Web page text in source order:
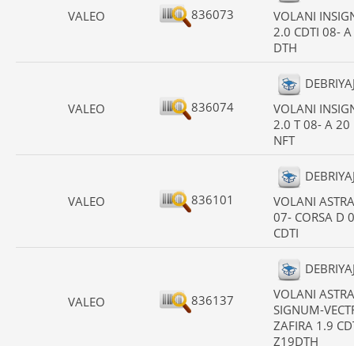
VALEO 836073
VOLANI
2.0 CDTI 08-
DTH
VALEO 836074
VOLANI
2.0 T 08- A 20
NFT
VALEO 836101
VOLANI
07- CORSA D
CDTI
VALEO 836137
VOLANI
SIGNUM-
ZAFIRA 1.9
Z19DTH